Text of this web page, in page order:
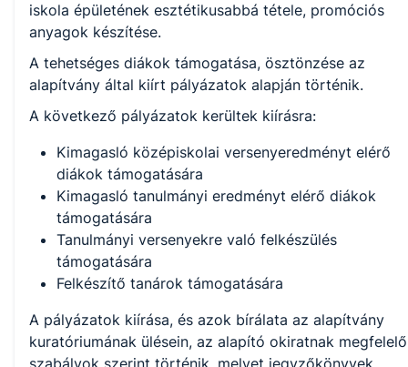
iskola épületének esztétikusabbá tétele, promóciós
anyagok készítése.
A tehetséges diákok támogatása, ösztönzése az
alapítvány által kiírt pályázatok alapján történik.
A következő pályázatok kerültek kiírásra:
Kimagasló középiskolai versenyeredményt elérő
diákok támogatására
Kimagasló tanulmányi eredményt elérő diákok
támogatására
Tanulmányi versenyekre való felkészülés
támogatására
Felkészítő tanárok támogatására
A pályázatok kiírása, és azok bírálata az alapítvány
kuratóriumának ülésein, az alapító okiratnak megfelelő